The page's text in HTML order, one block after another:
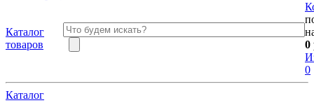
Каталог
товаров
0
0
Каталог